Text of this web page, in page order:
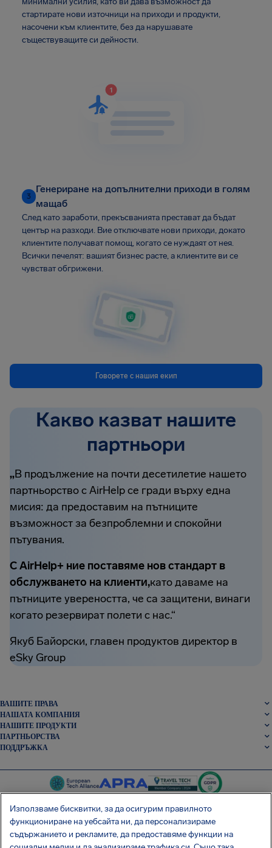
стартирате нови източници на приходи и продукти,
насочени към клиентите, без да нарушавате
съществуващите си дейности.
3
Генериране на допълнителни приходи в голям
мащаб
След като заработи, прекъсванията престават да бъдат
център на разходи. Вие отключвате нови приходи, докато
клиентите получават помощ, когато се нуждаят от нея.
Всички печелят: вашият бизнес расте, а клиентите ви се
чувстват обгрижени.
Говорете с нашия екип
Какво казват нашите
партньори
„В продължение на почти десетилетие нашето
партньорство с AirHelp се гради върху една
мисия: да предоставим на пътниците
възможност за безпроблемни и спокойни
пътувания.
С AirHelp+ ние поставяме нов стандарт в
обслужването на клиенти,като даваме на
пътниците увереността, че са защитени, винаги
когато резервират полети с нас.“
Якуб Байорски, главен продуктов директор в
eSky Group
ВАШИТЕ ПРАВА
НАШАТА КОМПАНИЯ
НАШИТЕ ПРОДУКТИ
ПАРТНЬОРСТВА
ПОДДРЪЖКА
SocialFacebook
SocialTwitter
SocialInstagram
SocialLinkedin
Използваме бисквитки, за да осигурим правилното
функциониране на уебсайта ни, да персонализираме
съдържанието и рекламите, да предоставяме функции на